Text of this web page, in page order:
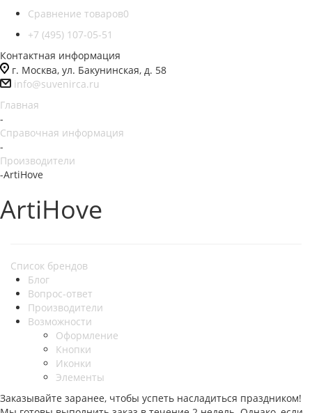
Сравнение товаров0
+7 (495) 107-05-51
Контактная информация
г. Москва, ул. Бакунинская, д. 58
info@suvenirca.ru
Главная
-
Справочная информация
-
Производители
-ArtiHove
ArtiHove
Список брендов
Блог
Вопрос-ответ
Производители
Возможности
Оформление
Кнопки
Иконки
Элементы
Заказывайте заранее, чтобы успеть насладиться праздником!